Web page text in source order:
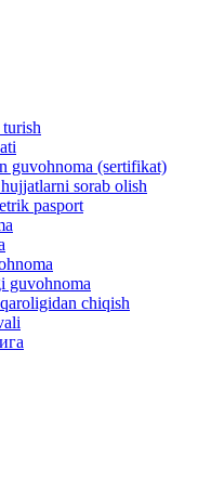
guvohnoma (sertifikat)
sorab olish
pasport
guvohnoma
chiqish